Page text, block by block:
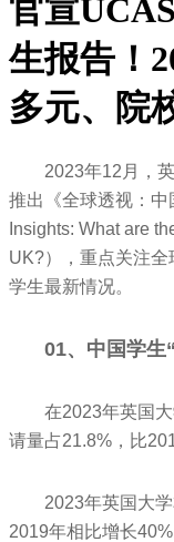
官宣
生报告！
多元、院
2023年12月，
推出《全球透视：中
Insights: What are
UK?），重点关注
学生最新情况。
01、中国学生
在2023年英国
请量占21.8%，比
2023年英国大
2019年相比增长